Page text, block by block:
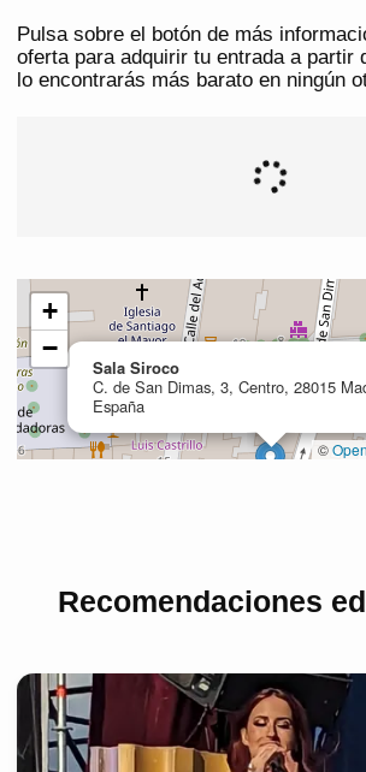
Pulsa sobre el botón de más
oferta para adquirir tu entrada a partir
lo encontrarás más barato en ningún
Recomendaciones